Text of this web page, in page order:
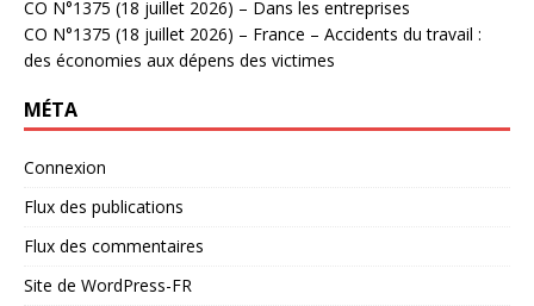
CO N°1375 (18 juillet 2026) – Dans les entreprises
CO N°1375 (18 juillet 2026) – France – Accidents du travail :
des économies aux dépens des victimes
MÉTA
Connexion
Flux des publications
Flux des commentaires
Site de WordPress-FR